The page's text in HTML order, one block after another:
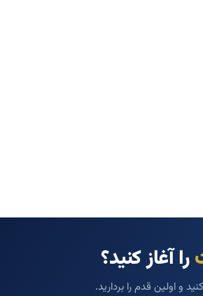
را آغاز کنید؟
و اولین قدم را بردارید.